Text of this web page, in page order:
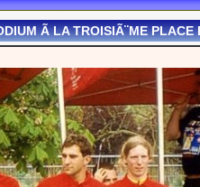
Ã LA TROISIÃ¨ME PLACE